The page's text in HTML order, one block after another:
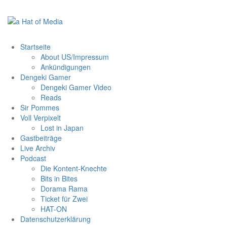
Inhalt
springen
Startseite
About US/Impressum
Ankündigungen
Dengeki Gamer
Dengeki Gamer Video
Reads
Sir Pommes
Voll Verpixelt
Lost in Japan
Gastbeiträge
Live Archiv
Podcast
Die Kontent-Knechte
Bits in Bites
Dorama Rama
Ticket für Zwei
HAT-ON
Datenschutzerklärung